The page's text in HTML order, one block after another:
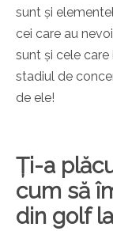
sunt și
cei care au
sunt și cele
stadiul de
de ele!
Ți-a
cum să
din golf